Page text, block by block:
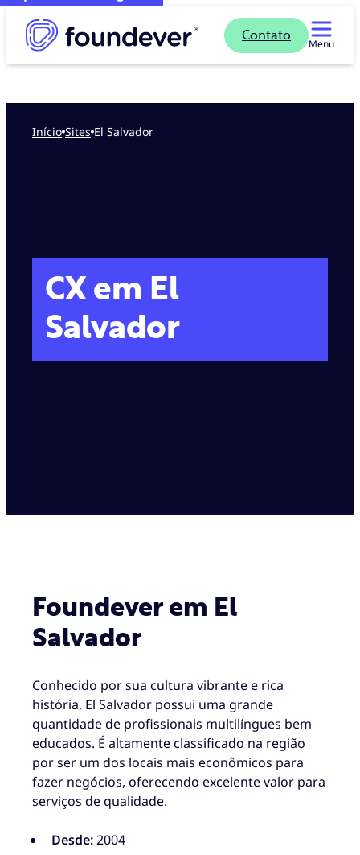
Contato
Menu
Início sites El Salvador
CX em El
Salvador
Foundever em El
Salvador
Conhecido por sua cultura vibrante e rica
história, El Salvador possui uma grande
quantidade de profissionais multilíngues bem
educados. É altamente classificado na região
por ser um dos locais mais econômicos para
fazer negócios, oferecendo excelente valor para
serviços de qualidade.
Desde:2004